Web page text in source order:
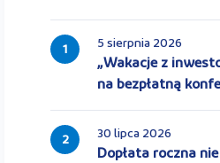
1 5 sierpnia 2026
„Wakacje z
na bezpłatną
2 30 lipca 2026
Dopłata roczna